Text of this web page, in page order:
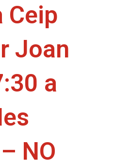
Ceip
Joan
a
NO